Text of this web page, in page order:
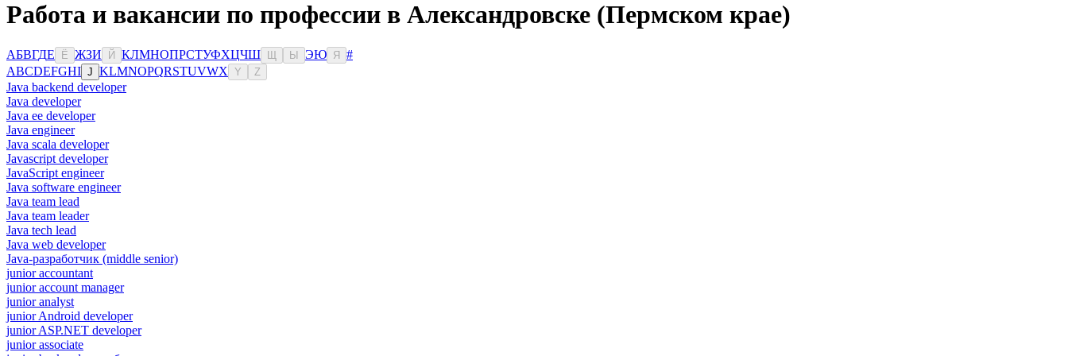
Работа и вакансии по профессии в Александровске (Пермском крае)
АБВГДЕ Ё ЖЗИ Й КЛМНОПРСТУФХЦЧШ Ы ЭЮ Я
#
ABCDEFGHI J KLMNOPQRSTUVWX Y Z
Java backend developer
Java developer
Java ee developer
Java engineer
Java scala developer
Javascript developer
JavaScript engineer
Java software engineer
Java team lead
Java team leader
Java tech lead
Java web developer
Java-разработчик (middle senior)
junior accountant
junior account manager
junior analyst
junior Android developer
junior ASP.NET developer
junior associate